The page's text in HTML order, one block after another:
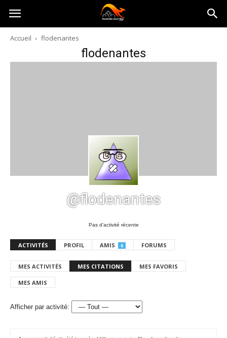
Australia-
australie.com
Accueil flodenantes
flodenantes
@flodenantes
Pas d’activité récente
ACTIVITÉS PROFIL AMIS 0 FORUMS
MES ACTIVITÉS MES CITATIONS MES FAVORIS
MES AMIS
Afficher par activité: